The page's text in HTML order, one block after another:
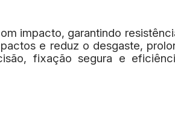
impacto, garantindo
e reduz o desgaste,
fixação segura e